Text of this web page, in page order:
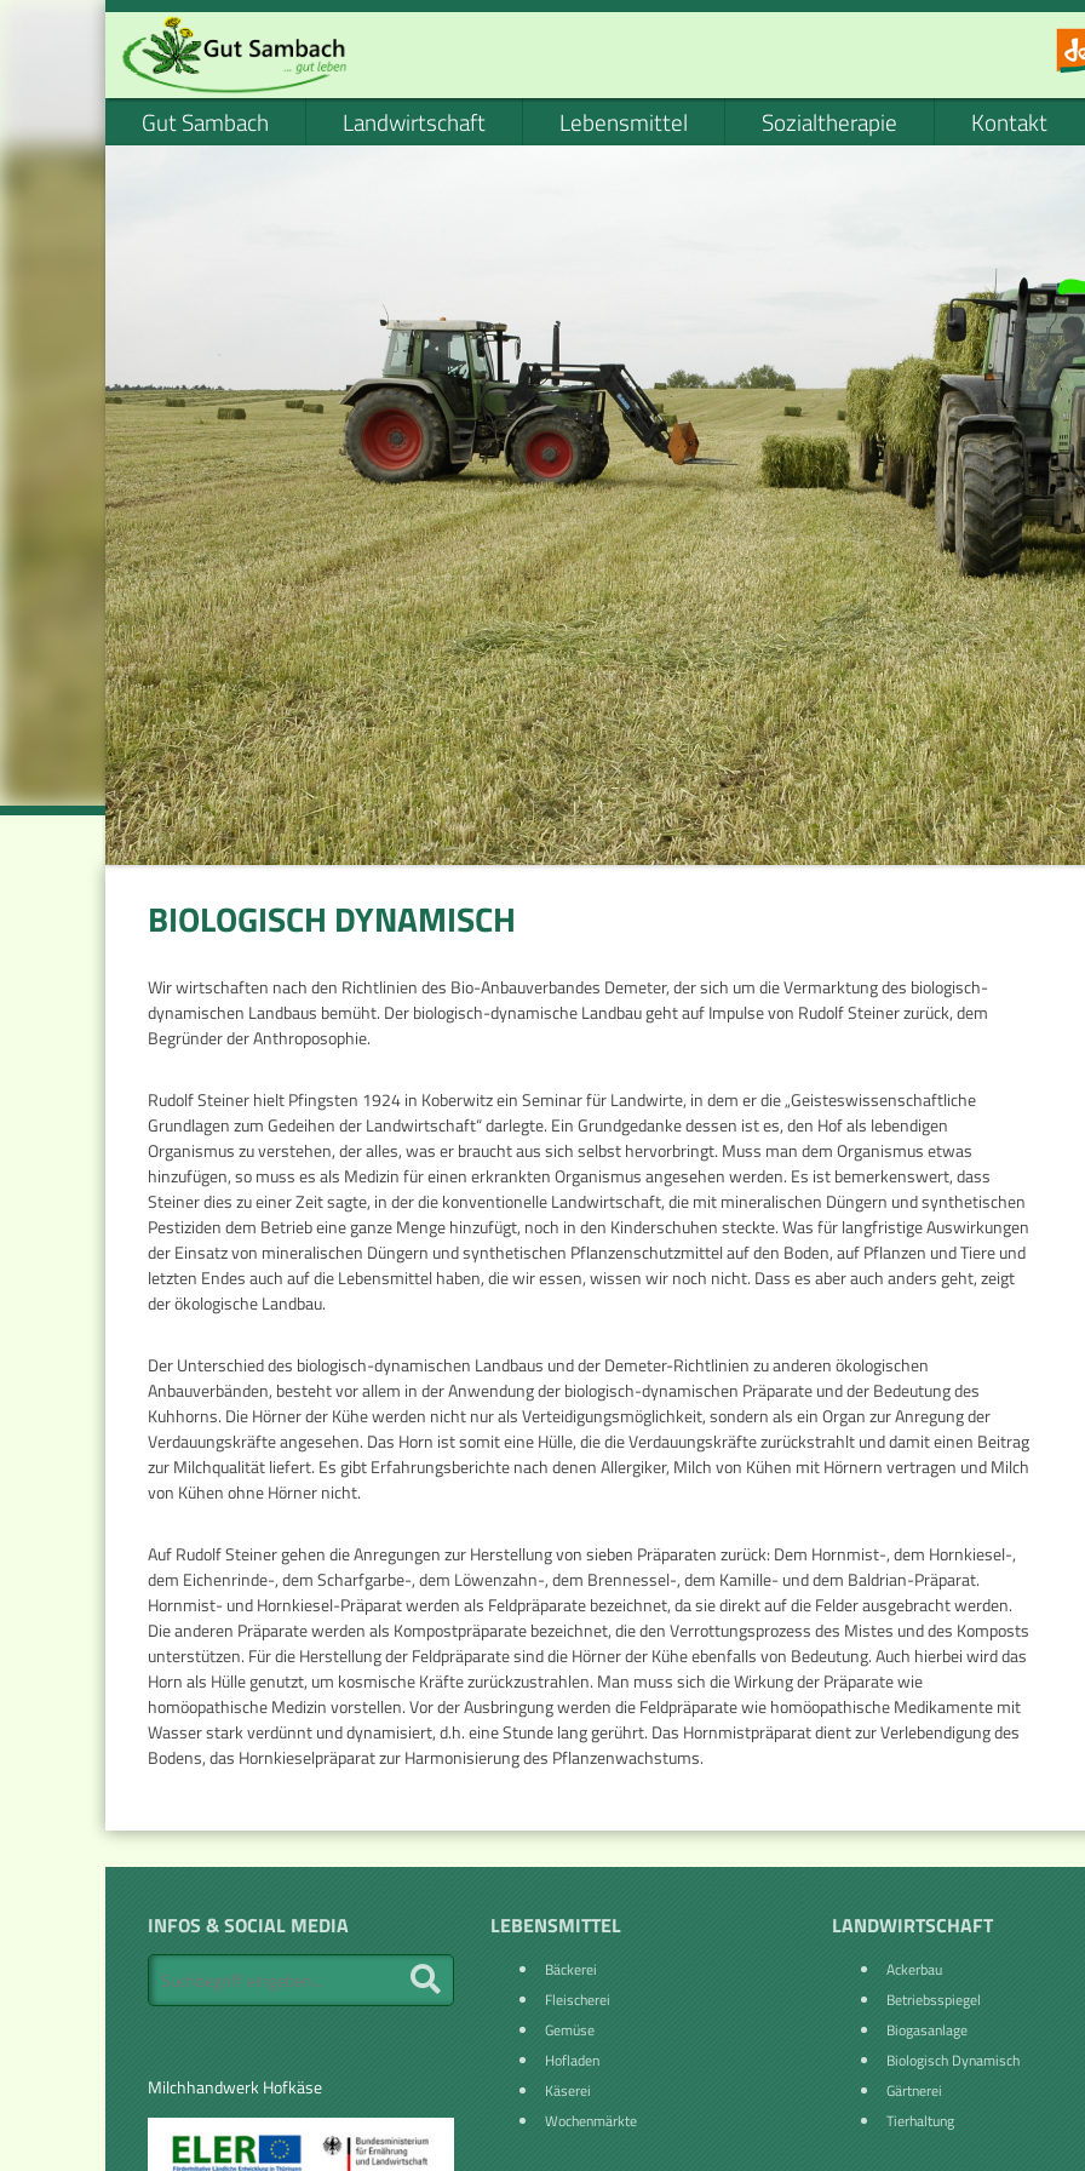
Gut Sambach Landwirtschaft Lebensmittel Sozialtherapie Kontakt
BIOLOGISCH DYNAMISCH
Wir wirtschaften nach den Richtlinien des Bio-Anbauverbandes Demeter, der sich um die Vermarktung des biologisch-
dynamischen Landbaus bemüht. Der biologisch-dynamische Landbau geht auf Impulse von Rudolf Steiner zurück, dem
Begründer der Anthroposophie.
Rudolf Steiner hielt Pfingsten 1924 in Koberwitz ein Seminar für Landwirte, in dem er die „Geisteswissenschaftliche
Grundlagen zum Gedeihen der Landwirtschaft“ darlegte. Ein Grundgedanke dessen ist es, den Hof als lebendigen
Organismus zu verstehen, der alles, was er braucht aus sich selbst hervorbringt. Muss man dem Organismus etwas
hinzufügen, so muss es als Medizin für einen erkrankten Organismus angesehen werden. Es ist bemerkenswert, dass
Steiner dies zu einer Zeit sagte, in der die konventionelle Landwirtschaft, die mit mineralischen Düngern und synthetischen
Pestiziden dem Betrieb eine ganze Menge hinzufügt, noch in den Kinderschuhen steckte. Was für langfristige Auswirkungen
der Einsatz von mineralischen Düngern und synthetischen Pflanzenschutzmittel auf den Boden, auf Pflanzen und Tiere und
letzten Endes auch auf die Lebensmittel haben, die wir essen, wissen wir noch nicht. Dass es aber auch anders geht, zeigt
der ökologische Landbau.
Der Unterschied des biologisch-dynamischen Landbaus und der Demeter-Richtlinien zu anderen ökologischen
Anbauverbänden, besteht vor allem in der Anwendung der biologisch-dynamischen Präparate und der Bedeutung des
Kuhhorns. Die Hörner der Kühe werden nicht nur als Verteidigungsmöglichkeit, sondern als ein Organ zur Anregung der
Verdauungskräfte angesehen. Das Horn ist somit eine Hülle, die die Verdauungskräfte zurückstrahlt und damit einen Beitrag
zur Milchqualität liefert. Es gibt Erfahrungsberichte nach denen Allergiker, Milch von Kühen mit Hörnern vertragen und Milch
von Kühen ohne Hörner nicht.
Auf Rudolf Steiner gehen die Anregungen zur Herstellung von sieben Präparaten zurück: Dem Hornmist-, dem Hornkiesel-,
dem Eichenrinde-, dem Scharfgarbe-, dem Löwenzahn-, dem Brennessel-, dem Kamille- und dem Baldrian-Präparat.
Hornmist- und Hornkiesel-Präparat werden als Feldpräparate bezeichnet, da sie direkt auf die Felder ausgebracht werden.
Die anderen Präparate werden als Kompostpräparate bezeichnet, die den Verrottungsprozess des Mistes und des Komposts
unterstützen. Für die Herstellung der Feldpräparate sind die Hörner der Kühe ebenfalls von Bedeutung. Auch hierbei wird das
Horn als Hülle genutzt, um kosmische Kräfte zurückzustrahlen. Man muss sich die Wirkung der Präparate wie
homöopathische Medizin vorstellen. Vor der Ausbringung werden die Feldpräparate wie homöopathische Medikamente mit
Wasser stark verdünnt und dynamisiert, d.h. eine Stunde lang gerührt. Das Hornmistpräparat dient zur Verlebendigung des
Bodens, das Hornkieselpräparat zur Harmonisierung des Pflanzenwachstums.
INFOS & SOCIAL MEDIA
Milchhandwerk Hofkäse
LEBENSMITTEL
Bäckerei
Fleischerei
Gemüse
Hofladen
Käserei
Wochenmärkte
LANDWIRTSCHAFT
Ackerbau
Betriebsspiegel
Biogasanlage
Biologisch Dynamisch
Gärtnerei
Tierhaltung